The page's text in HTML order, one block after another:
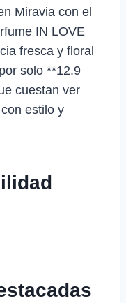
Miravia con el
IN LOVE
fresca y floral
solo **12.9
cuestan ver
estilo y